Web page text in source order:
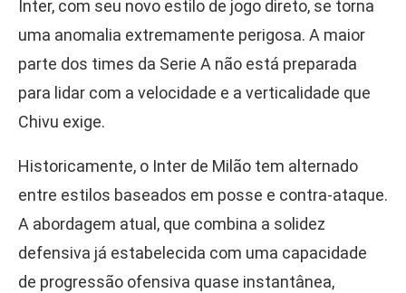
Inter, com seu novo estilo de jogo direto, se torna
uma anomalia extremamente perigosa. A maior
parte dos times da Serie A não está preparada
para lidar com a velocidade e a verticalidade que
Chivu exige.
Historicamente, o Inter de Milão tem alternado
entre estilos baseados em posse e contra-ataque.
A abordagem atual, que combina a solidez
defensiva já estabelecida com uma capacidade
de progressão ofensiva quase instantânea,